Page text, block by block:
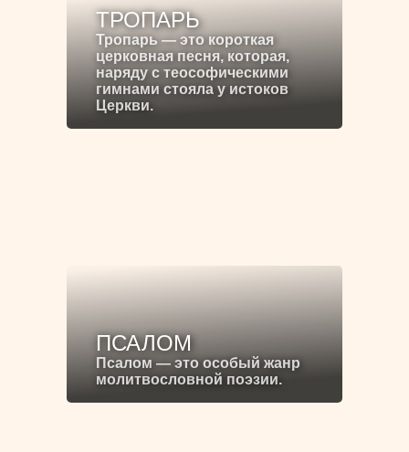
ТРОПАРЬ
Тропарь — это короткая
церковная песня, которая,
наряду с теософическими
гимнами стояла у истоков
Церкви.
ПСАЛОМ
Псалом — это особый жанр
молитвословной поэзии.